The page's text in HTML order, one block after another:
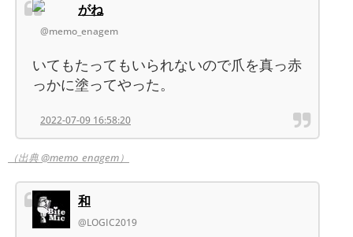
がね
@memo_enagem
いてもたってもいられないので爪を真っ赤
っかに塗ってやった。
2022-07-09 16:58:20
（出典 @memo_enagem）
和
@LOGIC2019